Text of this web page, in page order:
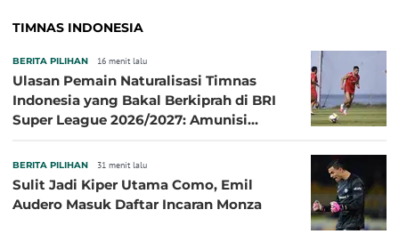
TIMNAS INDONESIA
BERITA PILIHAN 16 menit lalu
Ulasan Pemain Naturalisasi Timnas
Indonesia yang Bakal Berkiprah di BRI
Super League 2026/2027: Amunisi
BERITA PILIHAN 31 menit lalu
Sulit Jadi Kiper Utama Como, Emil
Audero Masuk Daftar Incaran Monza